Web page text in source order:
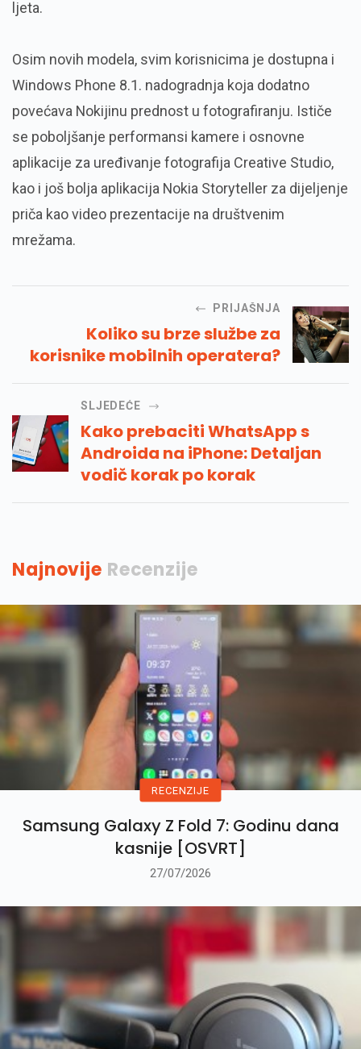
ljeta.
Osim novih modela, svim korisnicima je dostupna i
Windows Phone 8.1. nadogradnja koja dodatno
povećava Nokijinu prednost u fotografiranju. Ističe
se poboljšanje performansi kamere i osnovne
aplikacije za uređivanje fotografija Creative Studio,
kao i još bolja aplikacija Nokia Storyteller za dijeljenje
priča kao video prezentacije na društvenim
mrežama.
PRIJAŠNJA
Koliko su brze službe za
korisnike mobilnih operatera?
SLJEDEĆE
Kako prebaciti WhatsApp s
Androida na iPhone: Detaljan
vodič korak po korak
Najnovije Recenzije
RECENZIJE
Samsung Galaxy Z Fold 7: Godinu dana
kasnije [OSVRT]
27/07/2026